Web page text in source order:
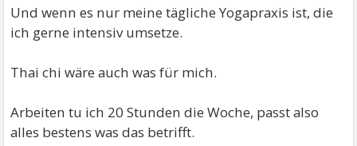
Und wenn es nur meine tägliche Yogapraxis ist, die
ich gerne intensiv umsetze.
Thai chi wäre auch was für mich.
Arbeiten tu ich 20 Stunden die Woche, passt also
alles bestens was das betrifft.